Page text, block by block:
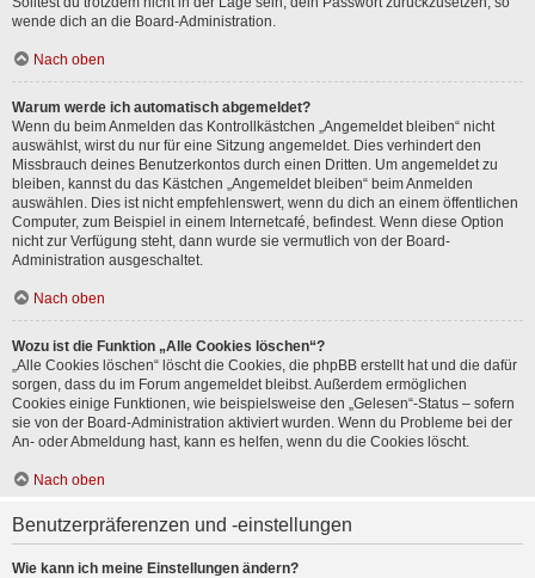
wende dich an die Board-Administration.
Nach oben
Warum werde ich automatisch abgemeldet?
Wenn du beim Anmelden das Kontrollkästchen „Angemeldet bleiben“ nicht
auswählst, wirst du nur für eine Sitzung angemeldet. Dies verhindert den
Missbrauch deines Benutzerkontos durch einen Dritten. Um angemeldet zu
bleiben, kannst du das Kästchen „Angemeldet bleiben“ beim Anmelden
auswählen. Dies ist nicht empfehlenswert, wenn du dich an einem öffentlichen
Computer, zum Beispiel in einem Internetcafé, befindest. Wenn diese Option
nicht zur Verfügung steht, dann wurde sie vermutlich von der Board-
Administration ausgeschaltet.
Nach oben
Wozu ist die Funktion „Alle Cookies löschen“?
„Alle Cookies löschen“ löscht die Cookies, die phpBB erstellt hat und die dafür
sorgen, dass du im Forum angemeldet bleibst. Außerdem ermöglichen
Cookies einige Funktionen, wie beispielsweise den „Gelesen“-Status – sofern
sie von der Board-Administration aktiviert wurden. Wenn du Probleme bei der
An- oder Abmeldung hast, kann es helfen, wenn du die Cookies löscht.
Nach oben
Benutzerpräferenzen und -einstellungen
Wie kann ich meine Einstellungen ändern?